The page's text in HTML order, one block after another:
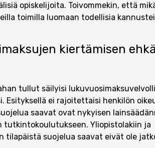
opiskelijoita. Toivommekin, että
toimilla luomaan todellisia
kiertämisen
tullut säilyisi
Esityksellä ei rajoitettaisi henkilön
saavat ovat nykyisen
tutkintokoulutukseen. Yliopistolakiin ja
tilapäistä suojelua saavat eivät ole